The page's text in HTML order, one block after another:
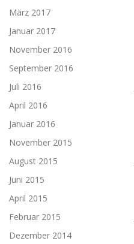
März 2017
Januar 2017
November 2016
September 2016
Juli 2016
April 2016
Januar 2016
November 2015
August 2015
Juni 2015
April 2015
Februar 2015
Dezember 2014